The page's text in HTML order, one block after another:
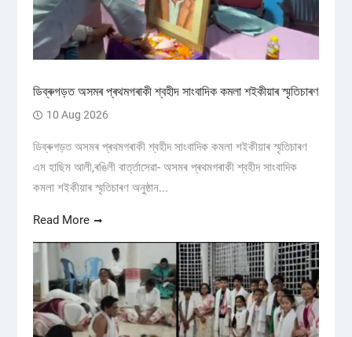
ডিব্ৰুগড়ত অসমৰ প্ৰথমগৰাকী শ্বহীদ সাংবাদিক কমলা শইকীয়াৰ স্মৃতিচাৰণ
10 Aug 2026
ডিব্ৰুগড়ত অসমৰ প্ৰথমগৰাকী শ্বহীদ সাংবাদিক কমলা শইকীয়াৰ স্মৃতিচাৰণ
এম হাছিম আলী,ৰঙিলী বাৰ্ত্তাসেৱা- অসমৰ প্ৰথমগৰাকী শ্বহীদ সাংবাদিক
কমলা শইকীয়াৰ স্মৃতিচাৰণ অনুষ্ঠান...
Read More